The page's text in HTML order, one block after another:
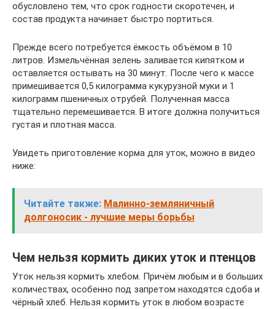
обусловлено тем, что срок годности скоротечен, и
состав продукта начинает быстро портиться.
Прежде всего потребуется ёмкость объёмом в 10
литров. Измельчённая зелень заливается кипятком и
оставляется остывать на 30 минут. После чего к массе
примешивается 0,5 килограмма кукурузной муки и 1
килограмм пшеничных отрубей. Полученная масса
тщательно перемешивается. В итоге должна получиться
густая и плотная масса.
Увидеть приготовление корма для уток, можно в видео
ниже:
Читайте также: Малинно-земляничный
долгоносик - лучшие меры борьбы
Чем нельзя кормить диких уток и птенцов
Уток нельзя кормить хлебом. Причём любым и в больших
количествах, особенно под запретом находятся сдоба и
чёрный хлеб. Нельзя кормить уток в любом возрасте